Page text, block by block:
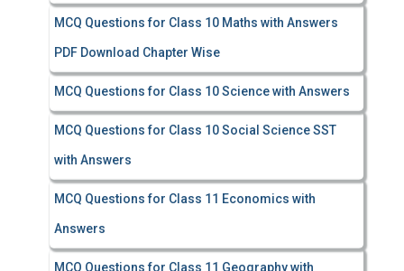
MCQ Questions for Class 10 Maths with Answers
PDF Download Chapter Wise
MCQ Questions for Class 10 Science with Answers
MCQ Questions for Class 10 Social Science SST
with Answers
MCQ Questions for Class 11 Economics with
Answers
MCQ Questions for Class 11 Geography with